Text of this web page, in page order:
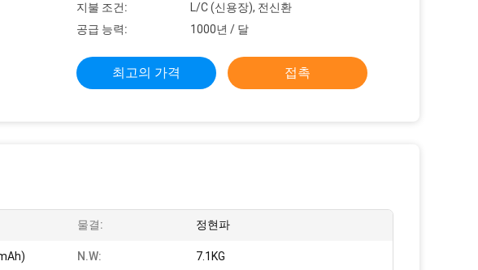
지불 조건:
L/C (신용장), 전신환
공급 능력:
1000년 / 달
최고의 가격 접촉
물결: 정현파
N.W: 7.1KG